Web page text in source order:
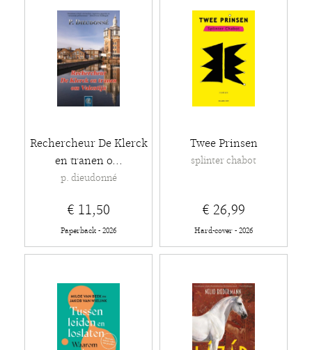
Rechercheur De Klerck
en tranen o...
p. dieudonné
€ 11,50
Paperback - 2026
Twee Prinsen
splinter chabot
€ 26,99
Hard-cover - 2026